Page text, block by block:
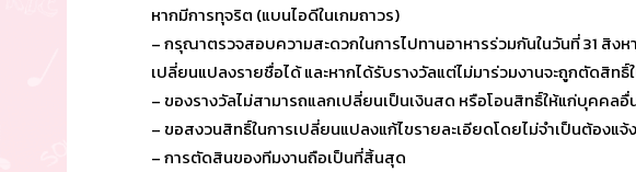
หากมีการทุจริต (แบนไอดีในเกมถาวร)
– กรุณาตรวจสอบความสะดวกในการไปทานอาหารร่วมกันในวันที่ 31 สิงห
เปลี่ยนแปลงรายชื่อได้ และหากได้รับรางวัลแต่ไม่มาร่วมงานจะถูกตัดสิท
– ของรางวัลไม่สามารถแลกเปลี่ยนเป็นเงินสด หรือโอนสิทธิ์ให้แก่บุคคลอื่
– ขอสงวนสิทธิ์ในการเปลี่ยนแปลงแก้ไขรายละเอียดโดยไม่จำเป็นต้องแจ้
– การตัดสินของทีมงานถือเป็นที่สิ้นสุด